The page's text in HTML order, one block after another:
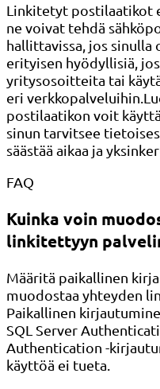
Linkitetyt postilaatikot
ne voivat tehdä
hallittavissa, jos sinulla
erityisen hyödyllisiä,
yritysosoitteita tai
eri
postilaatikon voit
sinun tarvitsee
säästää aikaa ja
FAQ
Kuinka voin
linkitettyyn
Määritä paikallinen
muodostaa yhteyden
Paikallinen
SQL Server
Authentication -
käyttöä ei tueta.